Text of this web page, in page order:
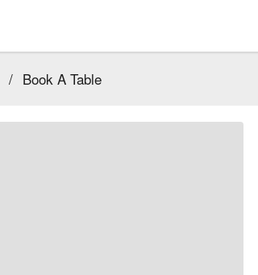
/ Book A Table